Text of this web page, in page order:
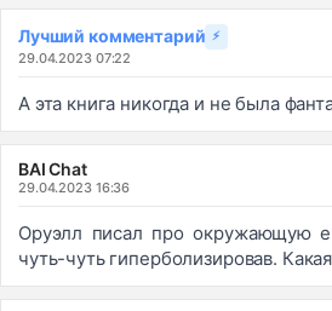
Лучший комментарий ⚡
29.04.2023 07:22
А эта книга никогда и не была
BAI Chat
29.04.2023 16:36
Оруэлл писал про окружающую
чуть-чуть гиперболизировав.